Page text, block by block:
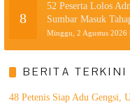
8
52 Peserta Lolos
Sumbar Masuk
Minggu, 2 Agustus 2026
BERITA TERKINI
48 Petenis Siap Adu Gengsi,